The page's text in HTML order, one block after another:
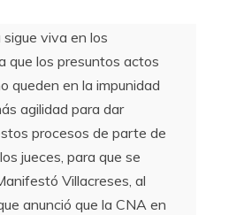
viva en los
que los presuntos actos
queden en la impunidad
agilidad para dar
procesos de parte de
jueces, para que se
Villacreses, al
anunció que la CNA en